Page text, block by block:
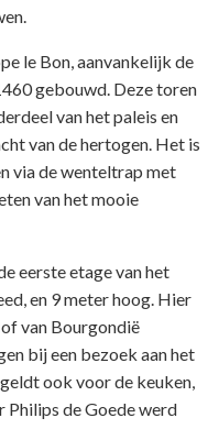
le Bon, aanvankelijk de
gebouwd. Deze toren
van het paleis en
van de hertogen. Het is
via de wenteltrap met
van het mooie
eerste etage van het
en 9 meter hoog. Hier
van Bourgondië
bij een bezoek aan het
ook voor de keuken,
Philips de Goede werd